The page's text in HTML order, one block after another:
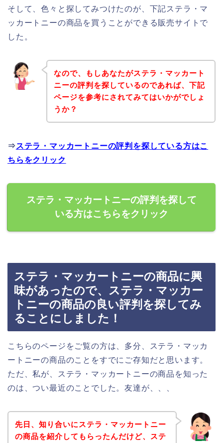
そして、色々と探してみつけたのが、下記ステラ・マ
ッカートニーの商品を買うことができる販売サイトで
した。
なので、もしあなたがステラ・マッカート
ニーの評判を探しているのであれば、下記
ページを参考にされてみてはいかがでしょ
うか？
⇒ ステラ・マッカートニーの評判を探している方はこ
ちらをクリック
ステラ・マッカートニーの評判を探して
いる方はこちらをクリック
ステラ・マッカートニーの商品に興
味があったので、ステラ・マッカー
トニーの商品の良い評判を探してみ
ることにしました！
こちらのページをご覧の方は、多分、ステラ・マッカ
ートニーの商品のことをすでにご存知だと思います。
ただ、私が、ステラ・マッカートニーの商品を知った
のは、つい最近のことでした。友達が、、、
先日、知り合いにステラ・マッカートニー
の商品を紹介してもらったんだけど、ステ